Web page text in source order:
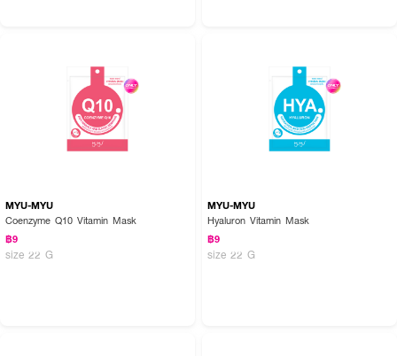
MYU-MYU
Coenzyme Q10 Vitamin Mask
฿9
size 22 G
MYU-MYU
Hyaluron Vitamin Mask
฿9
size 22 G